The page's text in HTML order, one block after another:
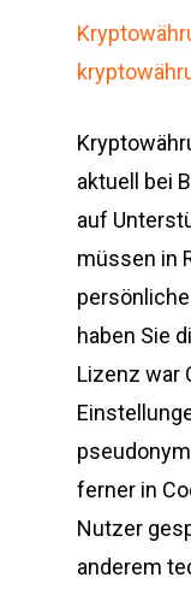
aktuell bei
auf
müssen in
haben Sie
Lizenz war
ferner in
Nutzer
anderem